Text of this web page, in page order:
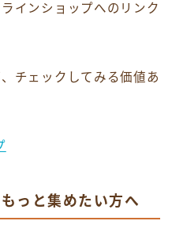
インショップへのリンク
チェックしてみる価値あ
っと集めたい方へ